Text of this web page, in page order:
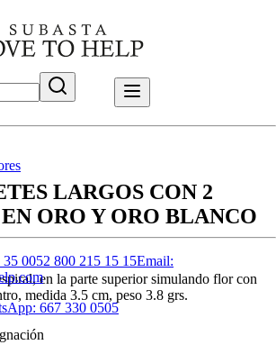
35 0052 800 215 15 15Email:
667 330 0505
LARGOS CON 2
ORO Y ORO BLANCO
en la parte superior simulando flor con
medida 3.5 cm, peso 3.8 grs.